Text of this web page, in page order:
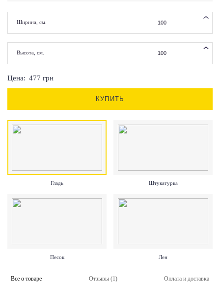
Ширина, см.
Высота, см.
Цена: 477 грн
КУПИТЬ
Гладь Штукатурка
Песок Лен
Все о товаре Отзывы (1) Оплата и доставка